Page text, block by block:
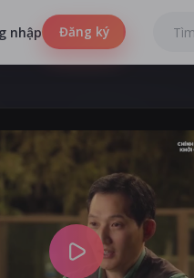
nhập Đăng ký
Play